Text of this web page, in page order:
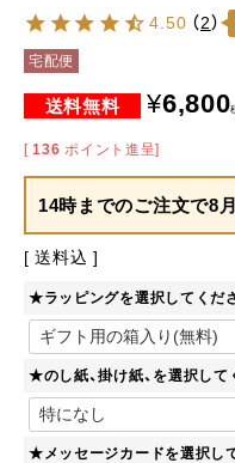
4.50 （2）
宅配便
¥6,800
[ 136 ポイント進呈]
14時までのご注文で8
送料込
★ラッピングを選択してくだ
★のし紙、掛け紙、を選択して
★メッセージカードを選択し